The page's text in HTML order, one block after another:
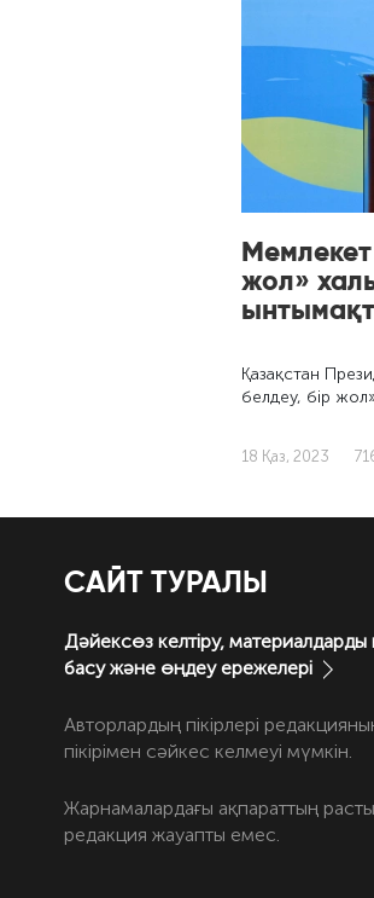
жол»
Қазақстан
белдеу, бір
18 Қаз, 2023
САЙТ ТУРАЛЫ
Дәйексөз келтіру, материалдарды
басу және өңдеу ережелері
Авторлардың пікірлері
пікірімен сәйкес келмеуі мүмкін.
Жарнамалардағы ақпараттың
редакция жауапты емес.